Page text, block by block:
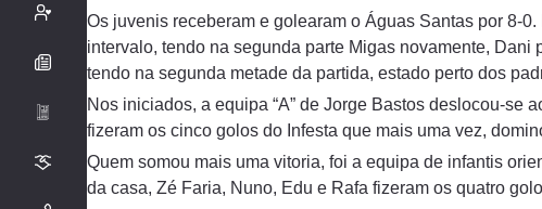
Os juvenis receberam e golearam o Águas Santas por 8-
intervalo, tendo na segunda parte Migas novamente,
tendo na segunda metade da partida, estado perto dos
Nos iniciados, a equipa “A” de Jorge Bastos deslocou-se
fizeram os cinco golos do Infesta que mais uma vez,
Quem somou mais uma vitoria, foi a equipa de infantis
da casa, Zé Faria, Nuno, Edu e Rafa fizeram os quatro